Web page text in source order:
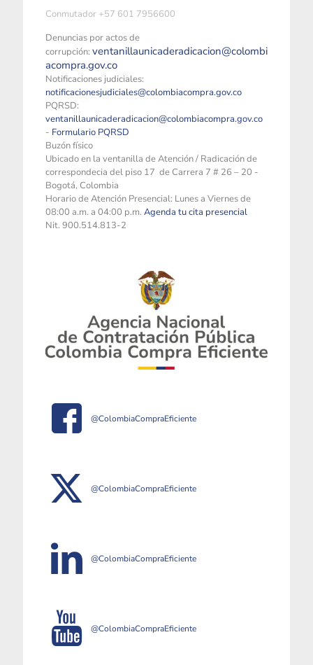
Conmutador +57 601 7956600
Denuncias por actos de
corrupción: ventanillaunicaderadicacion@colombi
acompra.gov.co
Notificaciones judiciales:
notificacionesjudiciales@colombiacompra.gov.co
PQRSD:
ventanillaunicaderadicacion@colombiacompra.gov.co
- Formulario PQRSD
Buzón físico
Ubicado en la ventanilla de Atención / Radicación de
correspondecia del piso 17 de Carrera 7 # 26 – 20 -
Bogotá, Colombia
Horario de Atención Presencial: Lunes a Viernes de
08:00 a.m. a 04:00 p.m. Agenda tu cita presencial
Nit. 900.514.813-2
@ColombiaCompraEficiente
@ColombiaCompraEficiente
@ColombiaCompraEficiente
@ColombiaCompraEficiente